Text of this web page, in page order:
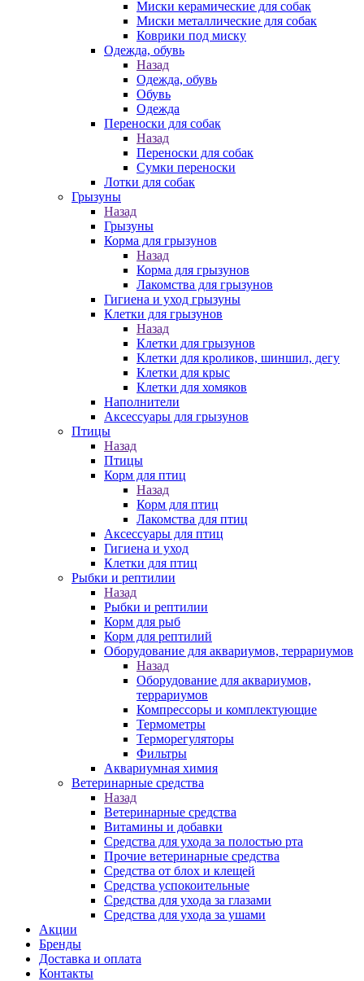
Миски керамические для собак
Миски металлические для собак
Коврики под миску
Одежда, обувь
Назад
Одежда, обувь
Обувь
Одежда
Переноски для собак
Назад
Переноски для собак
Сумки переноски
Лотки для собак
Грызуны
Назад
Грызуны
Корма для грызунов
Назад
Корма для грызунов
Лакомства для грызунов
Гигиена и уход грызуны
Клетки для грызунов
Назад
Клетки для грызунов
Клетки для кроликов, шиншил, дегу
Клетки для крыс
Клетки для хомяков
Наполнители
Аксессуары для грызунов
Птицы
Назад
Птицы
Корм для птиц
Назад
Корм для птиц
Лакомства для птиц
Аксессуары для птиц
Гигиена и уход
Клетки для птиц
Рыбки и рептилии
Назад
Рыбки и рептилии
Корм для рыб
Корм для рептилий
Оборудование для аквариумов, террариумов
Назад
Оборудование для аквариумов,
террариумов
Компрессоры и комплектующие
Термометры
Терморегуляторы
Фильтры
Аквариумная химия
Ветеринарные средства
Назад
Ветеринарные средства
Витамины и добавки
Средства для ухода за полостью рта
Прочие ветеринарные средства
Средства от блох и клещей
Средства успокоительные
Средства для ухода за глазами
Средства для ухода за ушами
Акции
Бренды
Доставка и оплата
Контакты